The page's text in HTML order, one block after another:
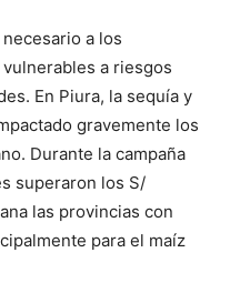
a los
a riesgos
En Piura, la sequía y
gravemente los
Durante la campaña
superaron los S/
las provincias con
para el maíz